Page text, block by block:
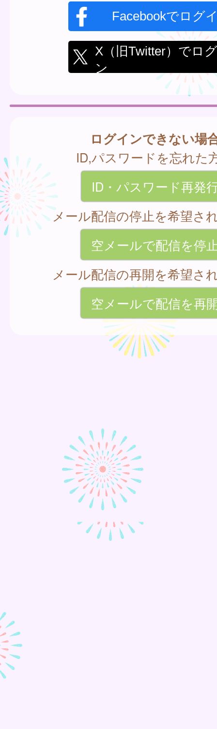
Facebookでログ
X（旧Twitter）でロ
ン
ログインできない場
ID,パスワードを忘れた
ID・パスワード再発
メール配信の停止を希望さ
空メールで配信を停
メール配信の再開を希望さ
空メールで配信を再